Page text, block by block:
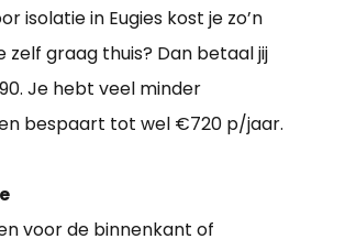
isolatie in Eugies kost je zo’n
zelf graag thuis? Dan betaal jij
Je hebt veel minder
bespaart tot wel €720 p/jaar.
voor de binnenkant of